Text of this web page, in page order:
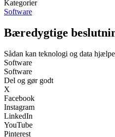
Kategorier
Software
Bæredygtige
Sådan kan teknologi og data
Software
Software
Del og gør godt
X
Facebook
Instagram
LinkedIn
YouTube
Pinterest